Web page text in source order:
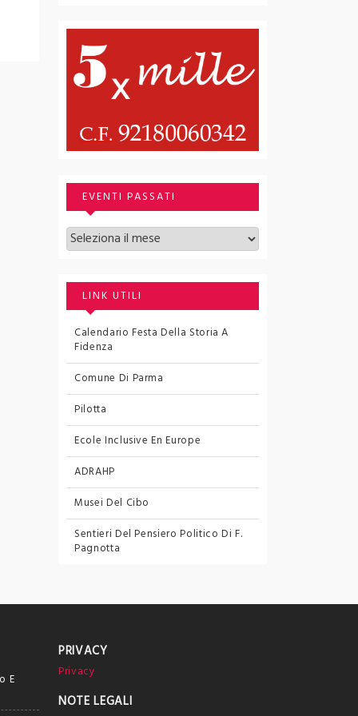
EVENTI PASSATI
Archivi
LINK UTILI
Calendario Festa Della Storia A
Fidenza
Comune Di Parma
Pilotta
Ecole Inclusive En Europe
ADRAHP
Musei Del Cibo
Sentieri Del Pensiero Politico Di F.
Pagnotta
E
PRIVACY
Privacy
NOTE LEGALI